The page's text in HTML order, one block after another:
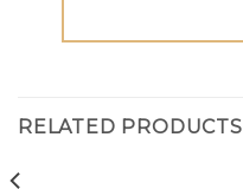
RELATED PRODUCTS